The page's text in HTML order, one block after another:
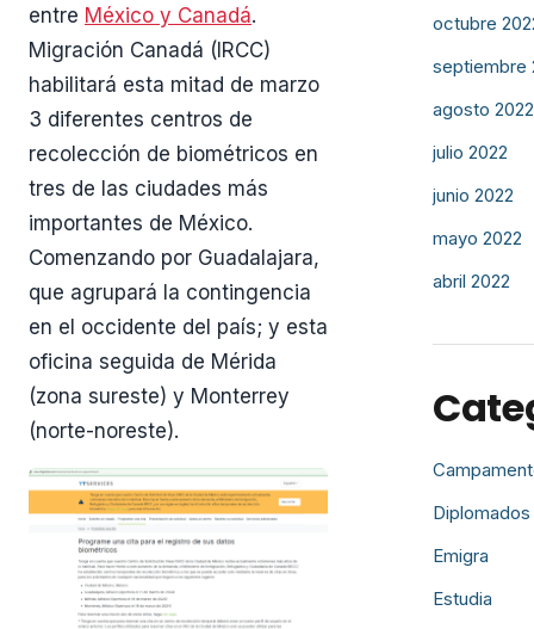
entre México y Canadá.
Migración Canadá (IRCC)
habilitará esta mitad de marzo
3 diferentes centros de
recolección de biométricos en
tres de las ciudades más
importantes de México.
Comenzando por Guadalajara,
que agrupará la contingencia
en el occidente del país; y esta
oficina seguida de Mérida
(zona sureste) y Monterrey
(norte-noreste).
octubre
septiembre
agosto 2022
julio 2022
junio 2022
mayo 2022
abril 2022
Diplomados
Emigra
Estudia